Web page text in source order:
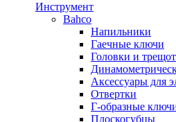
Инструмент
Bahco
Напильники
Гаечные ключи
Головки и
Аксессуары для
Отвертки
Г-образные
Плоскогубцы